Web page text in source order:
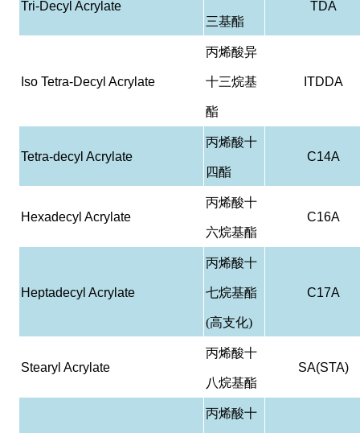
Tri-Decyl Acrylate
三基酯
TDA
Iso Tetra-Decyl Acrylate
丙烯酸异
十三烷基
酯
ITDDA
Tetra-decyl Acrylate
丙烯酸十
四酯
C14A
Hexadecyl Acrylate
丙烯酸十
六烷基酯
C16A
Heptadecyl Acrylate
丙烯酸十
七烷基酯
(高支化)
C17A
Stearyl Acrylate
丙烯酸十
八烷基酯
SA(STA)
丙烯酸十